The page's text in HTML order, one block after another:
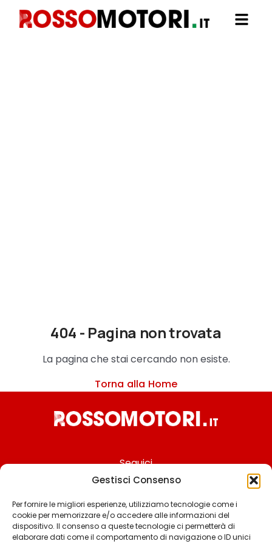
Gestisci Consenso
Per fornire le migliori esperienze, utilizziamo tecnologie come i
cookie per memorizzare e/o accedere alle informazioni del
dispositivo. Il consenso a queste tecnologie ci permetterà di
elaborare dati come il comportamento di navigazione o ID unici
404 - Pagina non trovata
La pagina che stai cercando non esiste.
Torna alla Home
Seguici
Chi siamo